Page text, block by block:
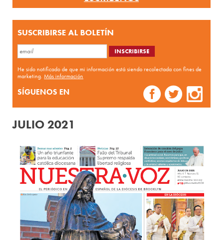
SUSCRIBIRSE AL BOLETÍN
He sido notificado de que mi información está siendo recolectada con fines de
marketing.Más información
SÍGUENOS EN
JULIO 2021